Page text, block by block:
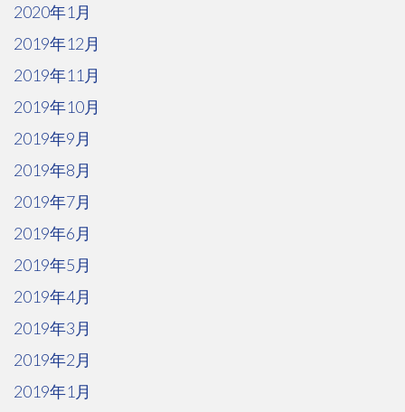
2020年1月
2019年12月
2019年11月
2019年10月
2019年9月
2019年8月
2019年7月
2019年6月
2019年5月
2019年4月
2019年3月
2019年2月
2019年1月